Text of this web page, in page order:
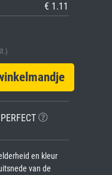
€ 1.11
en kleur
van de